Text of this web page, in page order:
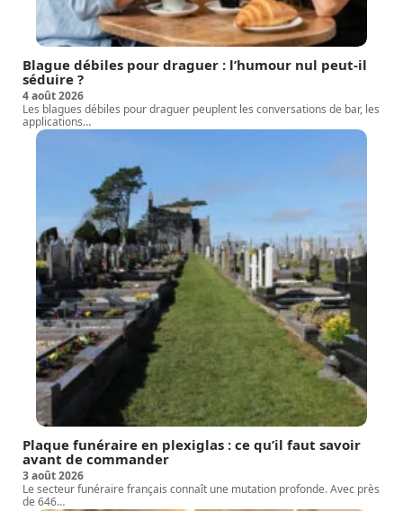
Blague débiles pour draguer : l’humour nul peut-il
séduire ?
4 août 2026
Les blagues débiles pour draguer peuplent les conversations de bar, les
applications…
Plaque funéraire en plexiglas : ce qu’il faut savoir
avant de commander
3 août 2026
Le secteur funéraire français connaît une mutation profonde. Avec près
de 646…